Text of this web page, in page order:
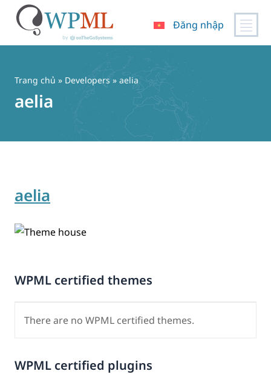
Đăng nhập
Trang chủ » Developers » aelia
aelia
aelia
WPML certified themes
There are no WPML certified themes.
WPML certified plugins